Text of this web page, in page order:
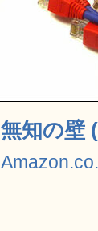
無知の壁